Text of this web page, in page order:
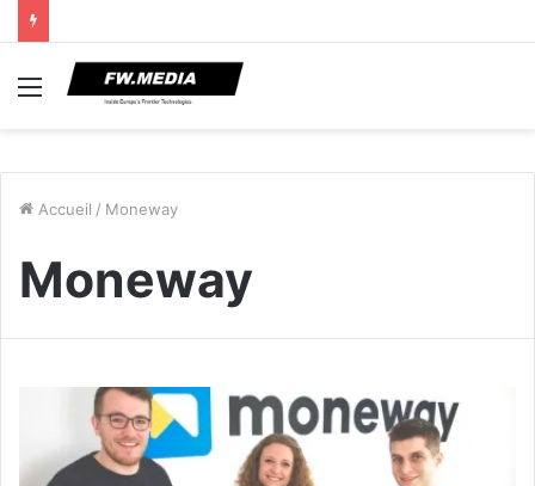
Menu
Accueil / Moneway
Moneway